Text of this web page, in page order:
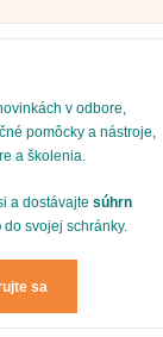
v odbore,
pomôcky a nástroje,
a školenia.
a dostávajtesúhrn
do svojej schránky.
sa